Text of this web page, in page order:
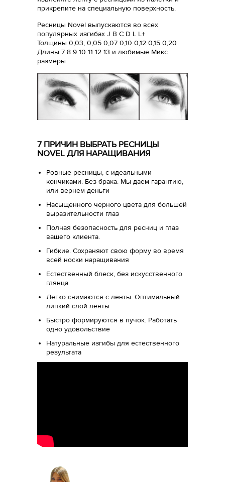
прикрепите на специальную поверхность.
Ресницы Novel выпускаются во всех
популярных изгибах J B C D L L+
Толщины 0,03, 0,05 0,07 0,10 0,12 0,15 0,20
Длины 7 8 9 10 11 12 13 и любимые Микс
размеры
7 ПРИЧИН ВЫБРАТЬ РЕСНИЦЫ
NOVEL ДЛЯ НАРАЩИВАНИЯ
Ровные ресницы, с идеальными
кончиками. Без брака. Мы даем гарантию,
или вернем деньги
Насыщенного черного цвета для большей
выразительности глаз
Полная безопасность для ресниц и глаз
вашего клиента.
Гибкие. Сохраняют свою форму во время
всей носки наращивания
Естественный блеск, без искусственного
глянца
Легко снимаются с ленты. Оптимальный
липкий слой ленты
Быстро формируются в пучок. Работать
одно удовольствие
Натуральные изгибы для естественного
результата